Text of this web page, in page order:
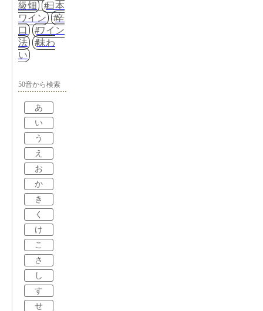
級畑
日本
ワイン
辛
口
ワイン
法
味わ
い
50音から検索
あ
い
う
え
お
か
き
く
け
こ
さ
し
す
せ